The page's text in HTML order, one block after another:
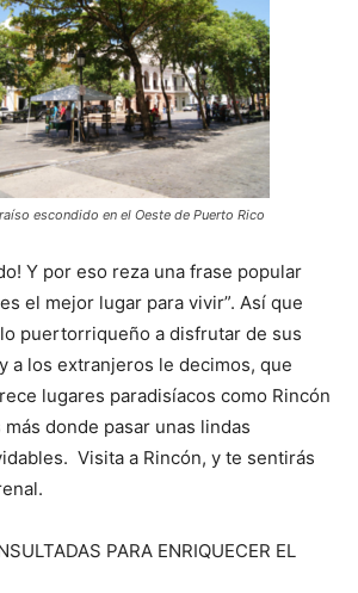
escondido en el Oeste de Puerto Rico
Y por eso reza una frase popular
el mejor lugar para vivir”. Así que
puertorriqueño a disfrutar de sus
a los extranjeros le decimos, que
lugares paradisíacos como Rincón
donde pasar unas lindas
Visita a Rincón, y te sentirás
PARA ENRIQUECER EL